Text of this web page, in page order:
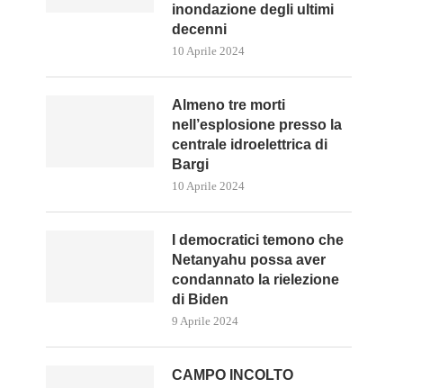
inondazione degli ultimi
decenni
10 Aprile 2024
Almeno tre morti
nell’esplosione presso la
centrale idroelettrica di
Bargi
10 Aprile 2024
I democratici temono che
Netanyahu possa aver
condannato la rielezione
di Biden
9 Aprile 2024
CAMPO INCOLTO